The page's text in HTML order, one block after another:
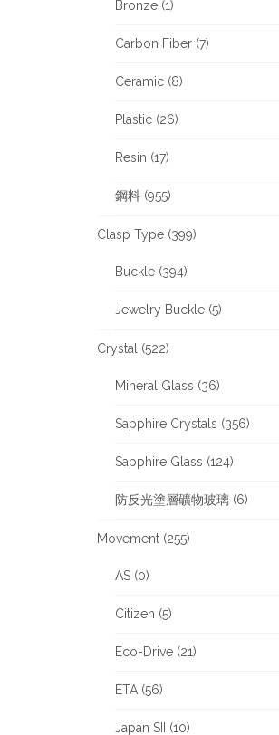
Bronze (1)
Carbon Fiber (7)
Ceramic (8)
Plastic (26)
Resin (17)
鋼料 (955)
Clasp Type (399)
Buckle (394)
Jewelry Buckle (5)
Crystal (522)
Mineral Glass (36)
Sapphire Crystals (356)
Sapphire Glass (124)
防反光塗層礦物玻璃 (6)
Movement (255)
AS (0)
Citizen (5)
Eco-Drive (21)
ETA (56)
Japan SII (10)